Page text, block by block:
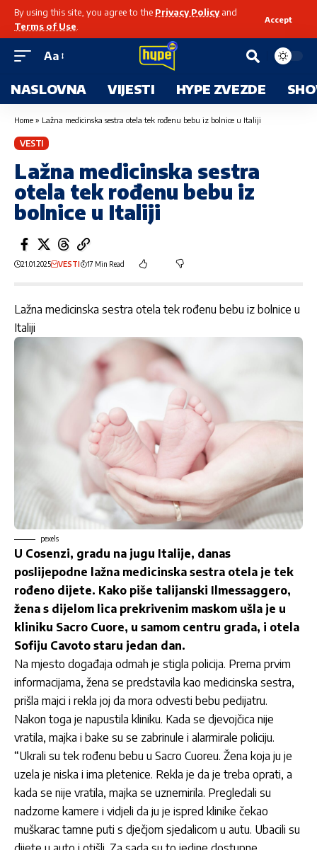
By using this site, you agree to the Privacy Policyand
Terms of Use
Accept
Aa
NASLOVNA VIJESTI HYPE ZVEZDE
Home » Lažna medicinska sestra otela tek rođenu bebu iz bolnice u Italiji
VESTI
Lažna medicinska sestra
otela tek rođenu bebu iz
bolnice u Italiji
21.01.2025 VESTI 17 Min Read
Lažna medicinska sestra otela tek rođenu bebu iz bolnice u
Italiji
pexels
U Cosenzi, gradu na jugu Italije, danas
poslijepodne lažna medicinska sestra otela je tek
rođeno dijete. Kako piše talijanski Ilmessaggero,
žena s dijelom lica prekrivenim maskom ušla je u
kliniku Sacro Cuore, u samom centru grada, i otela
Sofiju Cavoto staru jedan dan.
Na mjesto događaja odmah je stigla policija. Prema prvim
informacijama, žena se predstavila kao medicinska sestra,
prišla majci i rekla joj da mora odvesti bebu pedijatru.
Nakon toga je napustila kliniku. Kada se djevojčica nije
vratila, majka i bake su se zabrinule i alarmirale policiju.
“Ukrali su tek rođenu bebu u Sacro Cuoreu. Žena koja ju je
uzela je niska i ima pletenice. Rekla je da je treba oprati, a
kada se nije vratila, majka se uznemirila. Pregledali su
nadzorne kamere i vidjeli da ju je ispred klinike čekao
muškarac tamne puti s dječjom sjedalicom u autu. Ubacili su